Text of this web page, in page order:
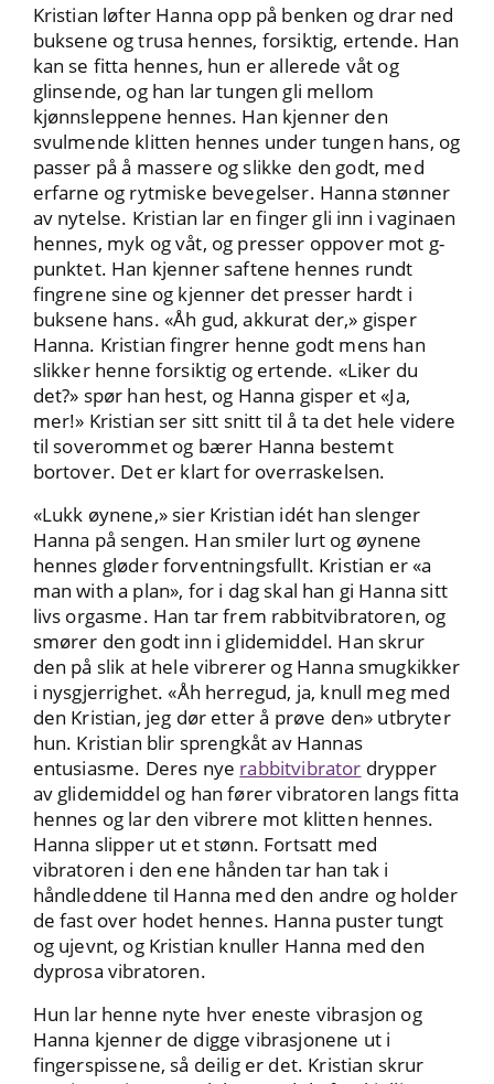
Kristian løfter Hanna opp på benken og drar ned
buksene og trusa hennes, forsiktig, ertende. Han
kan se fitta hennes, hun er allerede våt og
glinsende, og han lar tungen gli mellom
kjønnsleppene hennes. Han kjenner den
svulmende klitten hennes under tungen hans, og
passer på å massere og slikke den godt, med
erfarne og rytmiske bevegelser. Hanna stønner
av nytelse. Kristian lar en finger gli inn i vaginaen
hennes, myk og våt, og presser oppover mot g-
punktet. Han kjenner saftene hennes rundt
fingrene sine og kjenner det presser hardt i
buksene hans. «Åh gud, akkurat der,» gisper
Hanna. Kristian fingrer henne godt mens han
slikker henne forsiktig og ertende. «Liker du
det?» spør han hest, og Hanna gisper et «Ja,
mer!» Kristian ser sitt snitt til å ta det hele videre
til soverommet og bærer Hanna bestemt
bortover. Det er klart for overraskelsen.
«Lukk øynene,» sier Kristian idét han slenger
Hanna på sengen. Han smiler lurt og øynene
hennes gløder forventningsfullt. Kristian er «a
man with a plan», for i dag skal han gi Hanna sitt
livs orgasme. Han tar frem rabbitvibratoren, og
smører den godt inn i glidemiddel. Han skrur
den på slik at hele vibrerer og Hanna smugkikker
i nysgjerrighet. «Åh herregud, ja, knull meg med
den Kristian, jeg dør etter å prøve den» utbryter
hun. Kristian blir sprengkåt av Hannas
entusiasme. Deres nye rabbitvibrator drypper
av glidemiddel og han fører vibratoren langs fitta
hennes og lar den vibrere mot klitten hennes.
Hanna slipper ut et stønn. Fortsatt med
vibratoren i den ene hånden tar han tak i
håndleddene til Hanna med den andre og holder
de fast over hodet hennes. Hanna puster tungt
og ujevnt, og Kristian knuller Hanna med den
dyprosa vibratoren.
Hun lar henne nyte hver eneste vibrasjon og
Hanna kjenner de digge vibrasjonene ut i
fingerspissene, så deilig er det. Kristian skrur